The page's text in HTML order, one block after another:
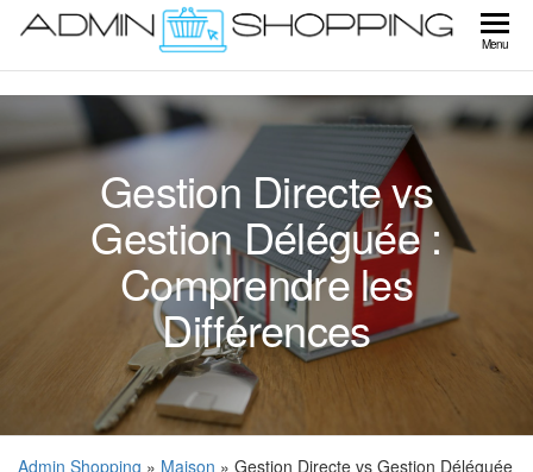
Menu
Gestion Directe vs
Gestion Déléguée :
Comprendre les
Différences
Admin Shopping » Maison » Gestion Directe vs Gestion Déléguée